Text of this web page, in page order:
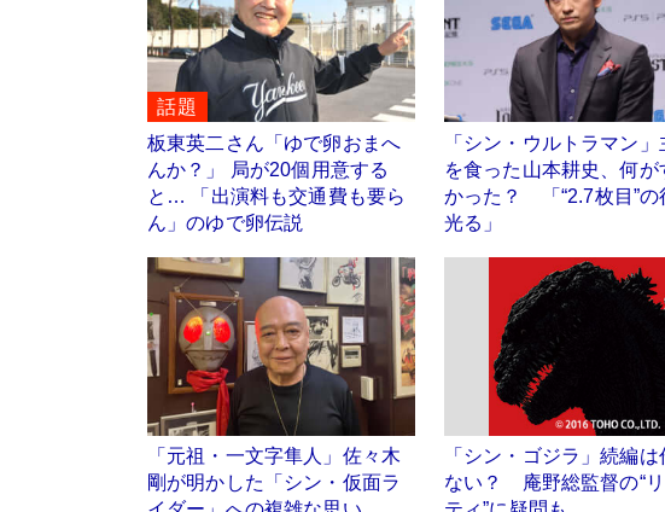
話題
板東英二さん「ゆで卵おまへ
んか？」 局が20個用意する
と… 「出演料も交通費も要ら
ん」のゆで卵伝説
「シン・ウルトラマン」
を食った山本耕史、何が
かった？ 「“2.7枚目”の
光る」
「元祖・一文字隼人」佐々木
剛が明かした「シン・仮面ラ
「シン・ゴジラ」続編は
ない？ 庵野総監督の“リ